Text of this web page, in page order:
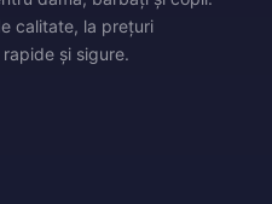
calitate, la prețuri
și sigure.